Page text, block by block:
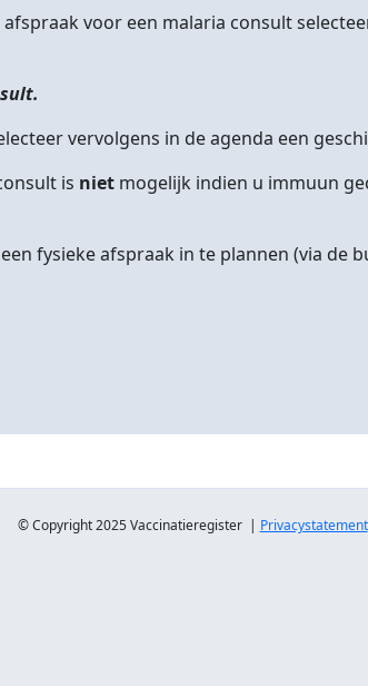
voor een malaria consult
vervolgens in de agenda een
is niet mogelijk indien u immuun
fysieke afspraak in te plannen (via de
© Copyright 2025 Vaccinatieregister | Privacystatement